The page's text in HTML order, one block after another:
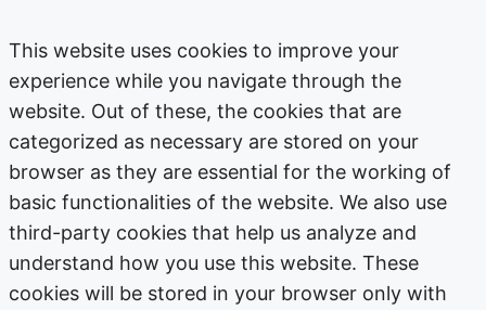
This website uses cookies to improve your
experience while you navigate through the
website. Out of these, the cookies that are
categorized as necessary are stored on your
browser as they are essential for the working of
basic functionalities of the website. We also use
third-party cookies that help us analyze and
understand how you use this website. These
cookies will be stored in your browser only with